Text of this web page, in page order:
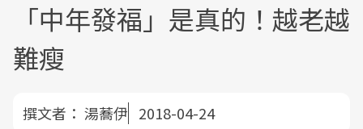
「中年發福」是真的！越老越
難瘦
撰文者： 湯蕎伊 2018-04-24